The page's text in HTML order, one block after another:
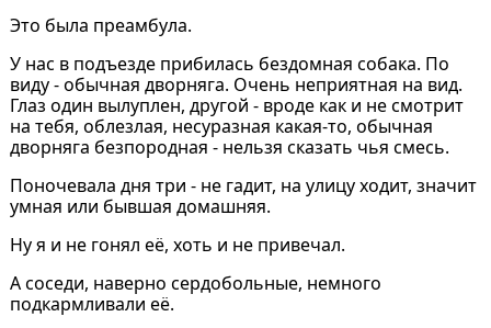
Это была преамбула.
У нас в подъезде прибилась бездомная собака. По
виду - обычная дворняга. Очень неприятная на вид.
Глаз один вылуплен, другой - вроде как и не смотрит
на тебя, облезлая, несуразная какая-то, обычная
дворняга безпородная - нельзя сказать чья смесь.
Поночевала дня три - не гадит, на улицу ходит, значит
умная или бывшая домашняя.
Ну я и не гонял её, хоть и не привечал.
А соседи, наверно сердобольные, немного
подкармливали её.